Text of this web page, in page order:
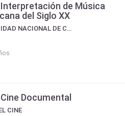
de Música
del Siglo XX
UNCU - UNIVERSIDAD NACIONAL DE CUYO
Documental
CINE